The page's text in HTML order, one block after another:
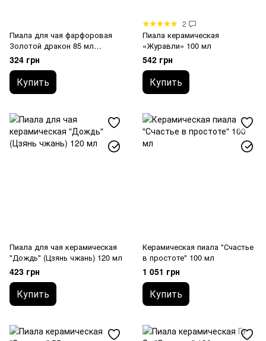
Пиала для чая фарфоровая
Золотой дракон 85 мл
Зеленая
324 грн
Купить
2
Пиала керамическая
«Журавли» 100 мл
542 грн
Купить
Пиала для чая керамическая
"Дождь" (Цзянь чжань) 120 мл
423 грн
Купить
Керамическая пиала "Счастье
в простоте" 100 мл
1 051 грн
Купить